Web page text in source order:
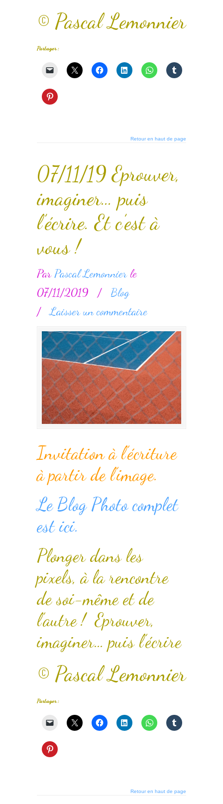
© Pascal Lemonnier
Partager :
Retour en haut de page
07/11/19 Eprouver,
imaginer… puis
l’écrire. Et c’est à
vous !
Par Pascal Lemonnierle
07/11/2019
/
Blog
/Laisser un commentaire
Invitation à l’écriture
à partir de l’image.
Le Blog Photo complet
est ici.
Plonger dans les
pixels, à la rencontre
de soi-même et de
l’autre ! Eprouver,
imaginer… puis l’écrire
© Pascal Lemonnier
Partager :
Retour en haut de page